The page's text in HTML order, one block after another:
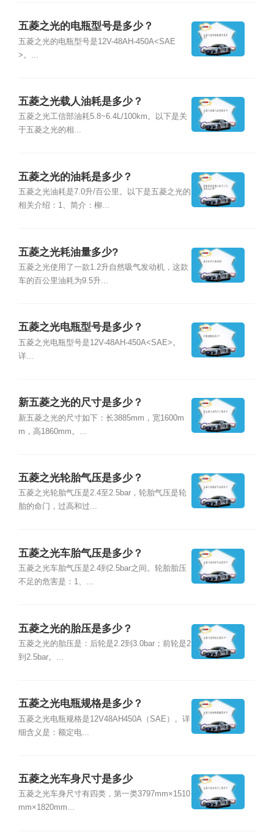
五菱之光的电瓶型号是多少？
五菱之光的电瓶型号是12V-48AH-450A<SAE
>。...
五菱之光载人油耗是多少？
五菱之光工信部油耗5.8~6.4L/100km。以下是关
于五菱之光的相...
五菱之光的油耗是多少？
五菱之光油耗是7.0升/百公里。以下是五菱之光的
相关介绍：1、简介：柳...
五菱之光耗油量多少?
五菱之光使用了一款1.2升自然吸气发动机，这款
车的百公里油耗为9.5升...
五菱之光电瓶型号是多少？
五菱之光电瓶型号是12V-48AH-450A<SAE>。
详...
新五菱之光的尺寸是多少？
新五菱之光的尺寸如下：长3885mm，宽1600m
m，高1860mm。...
五菱之光轮胎气压是多少？
五菱之光轮胎气压是2.4至2.5bar，轮胎气压是轮
胎的命门，过高和过...
五菱之光车胎气压是多少？
五菱之光车胎气压是2.4到2.5bar之间。轮胎胎压
不足的危害是：1、...
五菱之光的胎压是多少？
五菱之光的胎压是：后轮是2.2到3.0bar；前轮是2
到2.5bar。...
五菱之光电瓶规格是多少？
五菱之光电瓶规格是12V48AH450A（SAE）。详
细含义是：额定电...
五菱之光车身尺寸是多少
五菱之光车身尺寸有四类，第一类3797mm×1510
mm×1820mm...